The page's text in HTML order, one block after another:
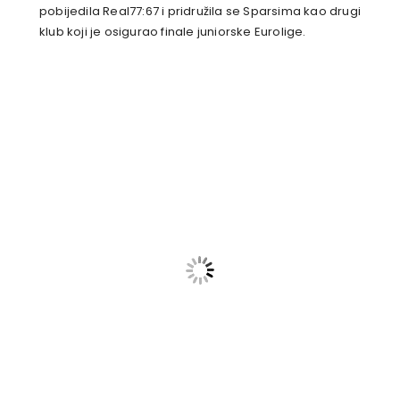
pobijedila Real77:67 i pridružila se Sparsima kao drugi
klub koji je osigurao finale juniorske Eurolige.